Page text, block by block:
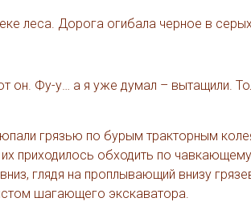
леса. Дорога огибала черное в
он. Фу-у… а я уже думал – вытащили.
грязью по бурым тракторным
приходилось обходить по
глядя на проплывающий внизу
шагающего экскаватора.